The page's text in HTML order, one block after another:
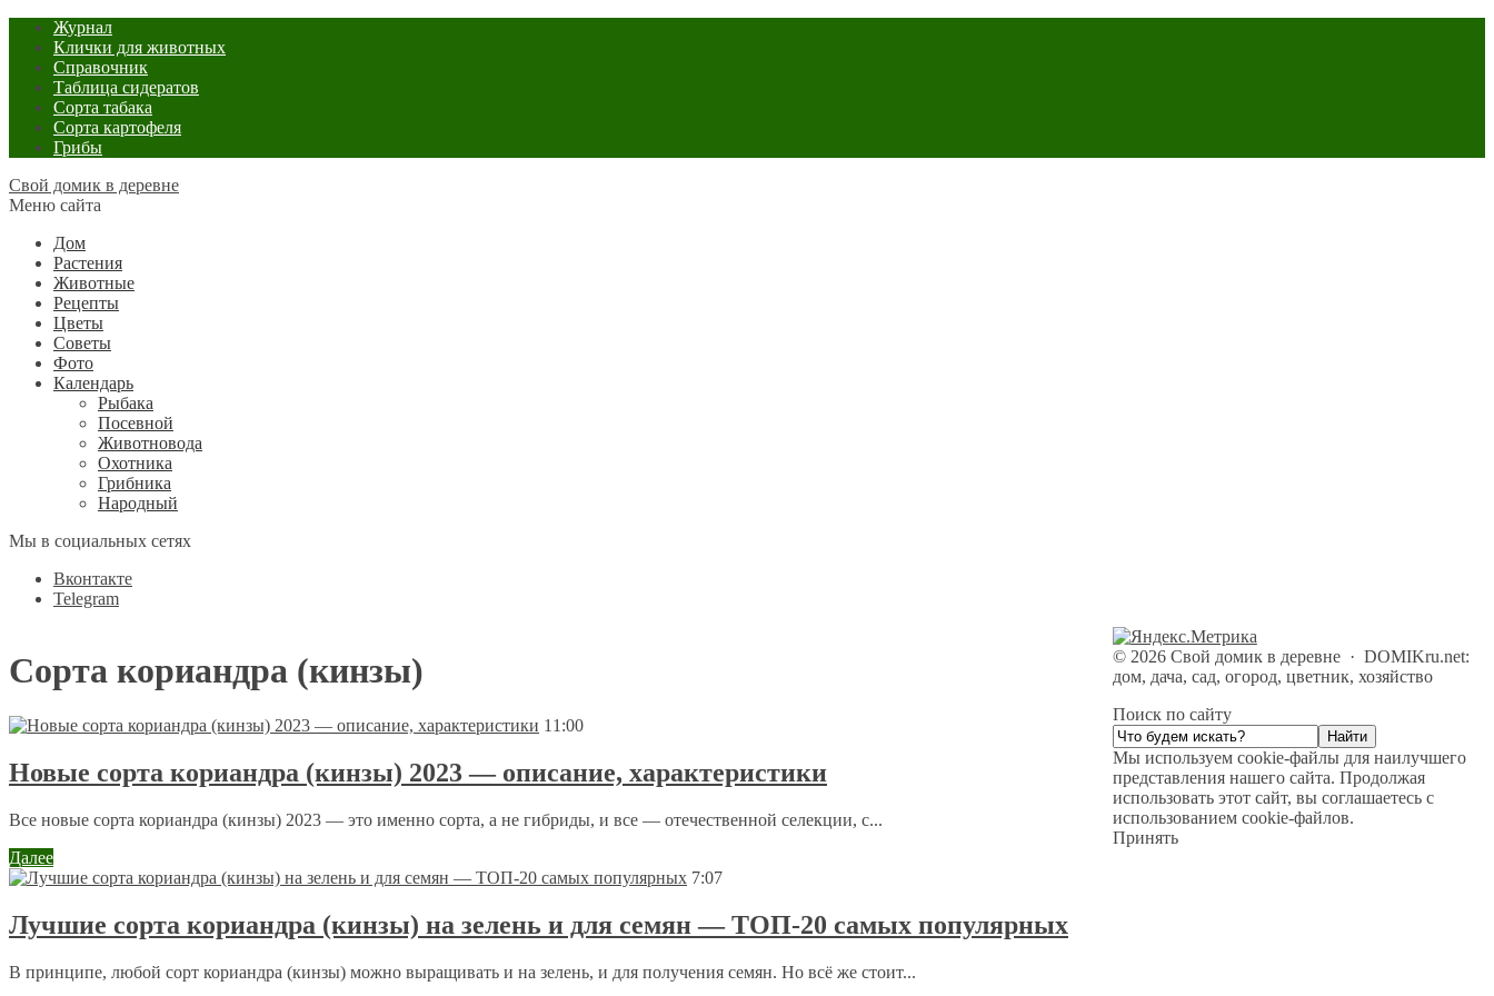
Журнал
Клички для животных
Справочник
Таблица сидератов
Сорта табака
Сорта картофеля
Грибы
Свой домик в деревне
Меню сайта
Дом
Растения
Животные
Рецепты
Цветы
Советы
Фото
Календарь
Рыбака
Посевной
Животновода
Охотника
Грибника
Народный
Мы в социальных сетях
Вконтакте
Telegram
Сорта кориандра (кинзы)
11:00
Новые сорта кориандра (кинзы) 2023 — описание, характеристики
Все новые сорта кориандра (кинзы) 2023 — это именно сорта, а не гибриды, и все — отечественной селекции, с...
Далее
7:07
Лучшие сорта кориандра (кинзы) на зелень и для семян — ТОП-20 самых популярных
В принципе, любой сорт кориандра (кинзы) можно выращивать и на зелень, и для получения семян. Но всё же стоит...
© 2026 Свой домик в деревне· DOMIKru.net:
дом, дача, сад, огород, цветник, хозяйство
Поиск по сайту
Мы используем cookie-файлы для наилучшего
представления нашего сайта. Продолжая
использовать этот сайт, вы соглашаетесь с
использованием cookie-файлов.
Принять